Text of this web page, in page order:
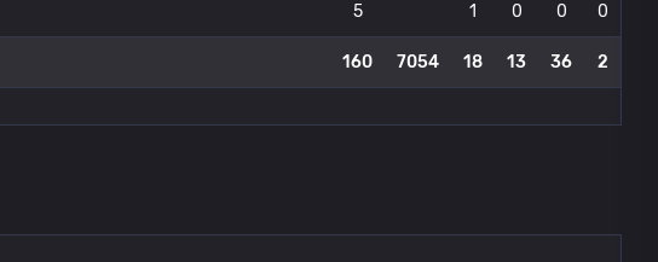
5 1 0 0 0
160 7054 18 13 36 2